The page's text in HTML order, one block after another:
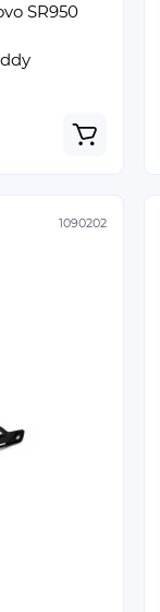
SR950
1090202